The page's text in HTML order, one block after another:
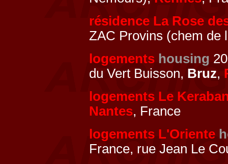
résidence La Rose
ZAC Provins (chem de
logements housing
du Vert Buisson, Bruz,
logements Le
Nantes, France
logements L'Oriente
France, rue Jean Le